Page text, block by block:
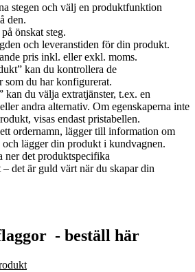
stegen och välj en produktfunktion
den.
önskat steg.
och leveranstiden för din produkt.
pris inkl. eller exkl. moms.
kan du kontrollera de
som du har konfigurerat.
kan du välja extratjänster, t.ex. en
andra alternativ. Om egenskaperna inte
visas endast pristabellen.
ordernamn, lägger till information om
lägger din produkt i kundvagnen.
ner det produktspecifika
det är guld värt när du skapar din
- beställ här